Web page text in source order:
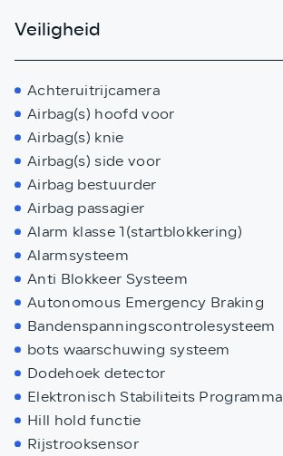
Veiligheid
Achteruitrijcamera
Airbag(s) hoofd voor
Airbag(s) knie
Airbag(s) side voor
Airbag bestuurder
Airbag passagier
Alarm klasse 1(startblokkering)
Alarmsysteem
Anti Blokkeer Systeem
Autonomous Emergency Braking
Bandenspanningscontrolesysteem
bots waarschuwing systeem
Dodehoek detector
Elektronisch Stabiliteits Programma
Hill hold functie
Rijstrooksensor